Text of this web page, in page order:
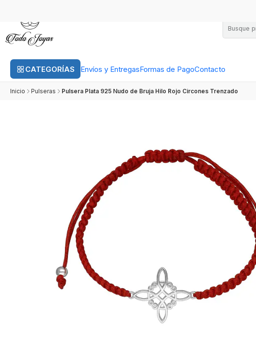
CATEGORÍAS Envíos y EntregasFormas de PagoContacto
Inicio Pulseras Pulsera Plata 925 Nudo de Bruja Hilo Rojo Circones Trenzado